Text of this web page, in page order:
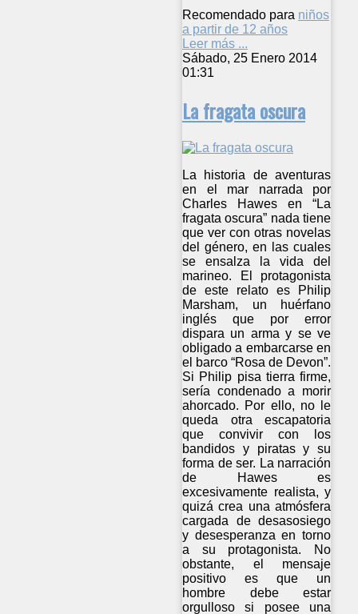
Recomendado para niños
a partir de 12 años
Leer más ...
Sábado, 25 Enero 2014
01:31
La fragata oscura
La historia de aventuras
en el mar narrada por
Charles Hawes en “La
fragata oscura” nada tiene
que ver con otras novelas
del género, en las cuales
se ensalza la vida del
marineo. El protagonista
de este relato es Philip
Marsham, un huérfano
inglés que por error
dispara un arma y se ve
obligado a embarcarse en
el barco “Rosa de Devon”.
Si Philip pisa tierra firme,
sería condenado a morir
ahorcado. Por ello, no le
queda otra escapatoria
que convivir con los
bandidos y piratas y su
forma de ser. La narración
de Hawes es
excesivamente realista, y
quizá crea una atmósfera
cargada de desasosiego
y desesperanza en torno
a su protagonista. No
obstante, el mensaje
positivo es que un
hombre debe estar
orgulloso si posee una